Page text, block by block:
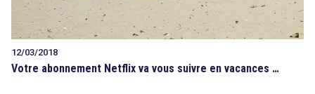
12/03/2018
Votre abonnement Netflix va vous suivre en vacances …